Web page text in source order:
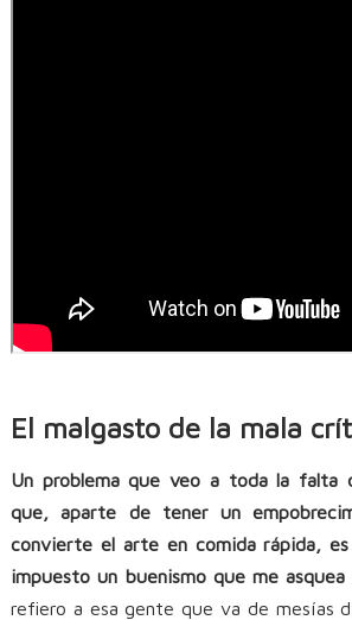
El malgasto de la mala
Un problema que veo a toda la falta
que, aparte de tener un
convierte el arte en comida rápida,
impuesto un buenismo que me
refiero a esa gente que va de mesías